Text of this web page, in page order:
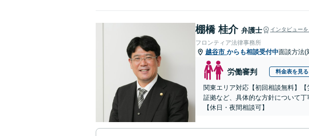
棚橋 桂介 弁護士 インタビュー
フロンティア法律事務所
越谷市 からも相談受付中面談方法(
労働審判 料金表を見る
関東エリア対応【初回相談無料】
証拠など、具体的な方針について
【休日・夜間相談可】